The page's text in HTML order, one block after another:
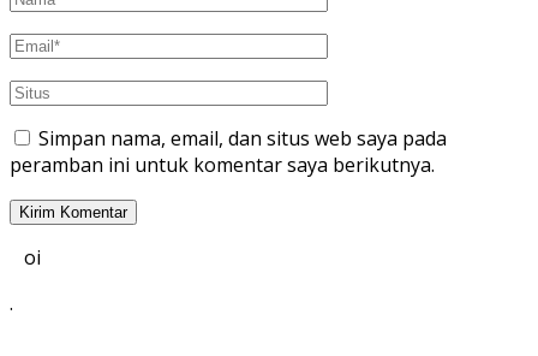
Simpan nama, email, dan situs web saya pada
peramban ini untuk komentar saya berikutnya.
oi
.